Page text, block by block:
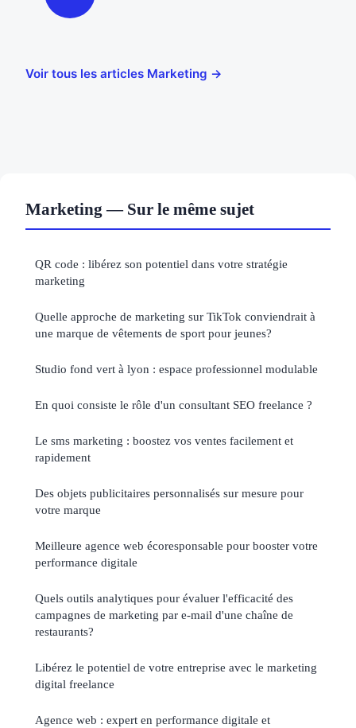
Voir tous les articles Marketing →
Marketing — Sur le même sujet
QR code : libérez son potentiel dans votre stratégie
marketing
Quelle approche de marketing sur TikTok conviendrait à
une marque de vêtements de sport pour jeunes?
Studio fond vert à lyon : espace professionnel modulable
En quoi consiste le rôle d'un consultant SEO freelance ?
Le sms marketing : boostez vos ventes facilement et
rapidement
Des objets publicitaires personnalisés sur mesure pour
votre marque
Meilleure agence web écoresponsable pour booster votre
performance digitale
Quels outils analytiques pour évaluer l'efficacité des
campagnes de marketing par e-mail d'une chaîne de
restaurants?
Libérez le potentiel de votre entreprise avec le marketing
digital freelance
Agence web : expert en performance digitale et